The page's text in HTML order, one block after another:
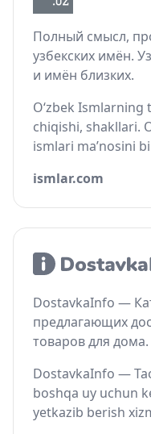
Полный смысл,
узбекских имён.
и имён близких.
O‘zbek Ismlarning
chiqishi, shakllari.
ismlari ma’nosini
ismlar.com
DostavkaInfo —
предлагающих
товаров для дома.
DostavkaInfo —
boshqa uy uchun
yetkazib berish